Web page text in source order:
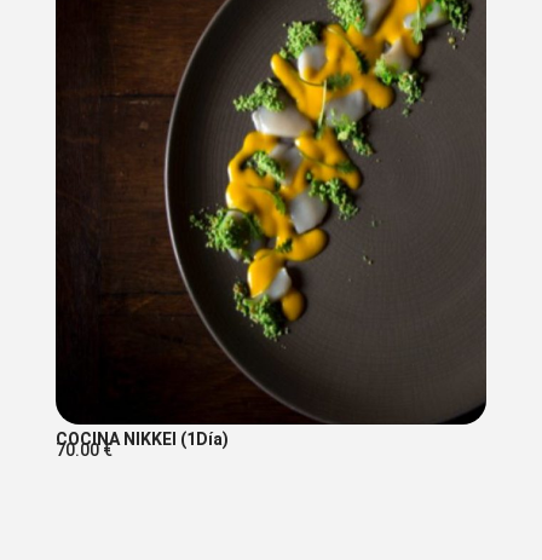
COCINA NIKKEI (1Día)
70.00€